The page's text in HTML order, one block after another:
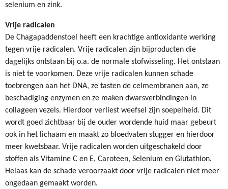
selenium‎ en ‎zink‎.
Vrije radicalen
De Chagapaddenstoel heeft een krachtige antioxidante werking
tegen vrije radicalen. Vrije radicalen zijn bijproducten die
dagelijks ontstaan bij o.a. de normale stofwisseling. Het ontstaan
is niet te voorkomen. Deze vrije radicalen kunnen schade
toebrengen aan het DNA, ze tasten de celmembranen aan, ze
beschadiging enzymen en ze maken dwarsverbindingen in
collageen vezels. Hierdoor verliest weefsel zijn soepelheid. Dit
wordt goed zichtbaar bij de ouder wordende huid maar gebeurt
ook in het lichaam en maakt zo bloedvaten stugger en hierdoor
meer kwetsbaar. Vrije radicalen worden uitgeschakeld door
stoffen als Vitamine C en E, Caroteen, Selenium en Glutathion.
Helaas kan de schade veroorzaakt door vrije radicalen niet meer
ongedaan gemaakt worden.